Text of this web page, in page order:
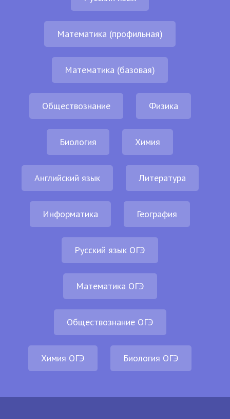
Математика (профильная)
Математика (базовая)
Обществознание Физика
Биология Химия
Английский язык Литература
Информатика География
Русский язык ОГЭ
Математика ОГЭ
Обществознание ОГЭ
Химия ОГЭ Биология ОГЭ